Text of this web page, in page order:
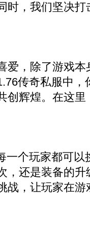
时，我们坚决
爱，除了游戏
传奇私服中，
创辉煌。在这
一个玩家都可以
，还是装备的
战，让玩家在